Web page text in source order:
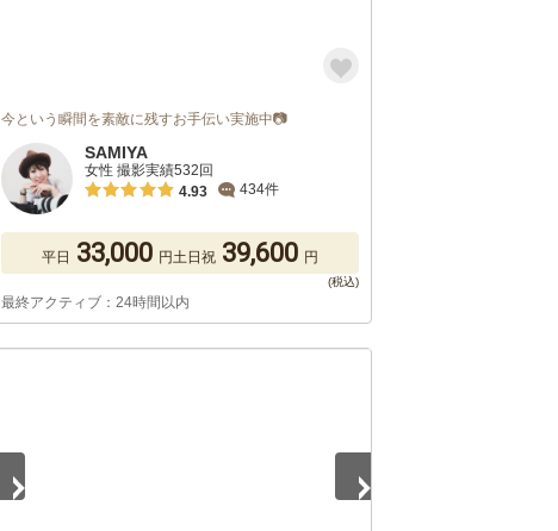
今という瞬間を素敵に残すお手伝い実施中📷
SAMIYA
女性 撮影実績532回
4.93
434件
平日 33,000 円土日祝 39,600 円
最終アクティブ：24時間以内